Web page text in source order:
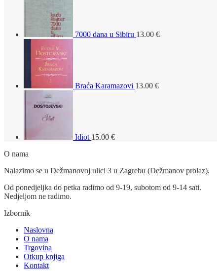
7000 dana u Sibiru 13.00 €
Braća Karamazovi 13.00 €
Idiot 15.00 €
O nama
Nalazimo se u Dežmanovoj ulici 3 u Zagrebu (Dežmanov prolaz).
Od ponedjeljka do petka radimo od 9-19, subotom od 9-14 sati.
Nedjeljom ne radimo.
Izbornik
Naslovna
O nama
Trgovina
Otkup knjiga
Kontakt